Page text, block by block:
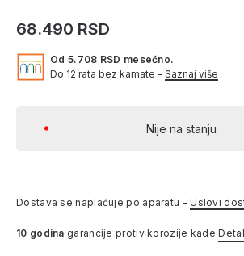
68.490 RSD
Od 5.708 RSD mesečno.
Do 12 rata bez kamate - Saznaj više
Nije na stanju
Dostava se naplaćuje po aparatu -Uslovi
10 godina garancije protiv korozije kade